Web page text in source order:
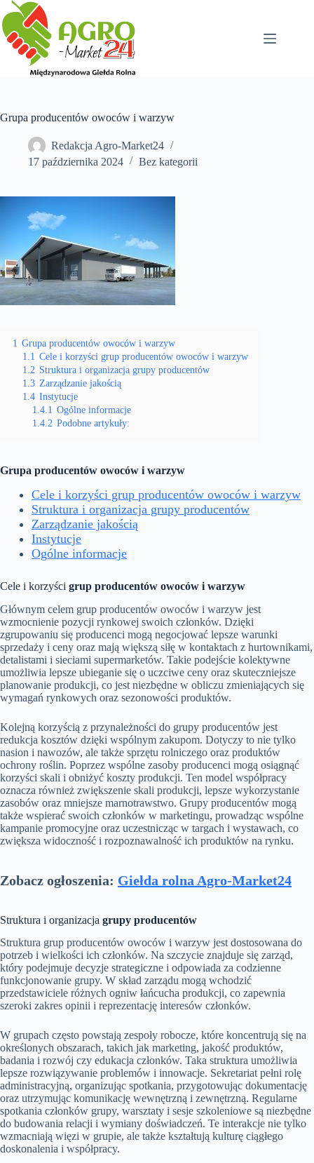
Przejdź
do
treści
Grupa producentów owoców i warzyw
Redakcja Agro-Market24
17 października 2024
Bez kategorii
1 Grupa producentów owoców i warzyw
1.1 Cele i korzyści grup producentów owoców i warzyw
1.2 Struktura i organizacja grupy producentów
1.3 Zarządzanie jakością
1.4 Instytucje
1.4.1 Ogólne informacje
1.4.2 Podobne artykuły:
Grupa producentów owoców i warzyw
Cele i korzyści grup producentów owoców i warzyw
Struktura i organizacja grupy producentów
Zarządzanie jakością
Instytucje
Ogólne informacje
Cele i korzyści grup producentów owoców i warzyw
Głównym celem grup producentów owoców i warzyw jest
wzmocnienie pozycji rynkowej swoich członków. Dzięki
zgrupowaniu się producenci mogą negocjować lepsze warunki
sprzedaży i ceny oraz mają większą siłę w kontaktach z hurtownikami,
detalistami i sieciami supermarketów. Takie podejście kolektywne
umożliwia lepsze ubieganie się o uczciwe ceny oraz skuteczniejsze
planowanie produkcji, co jest niezbędne w obliczu zmieniających się
wymagań rynkowych oraz sezonowości produktów.
Kolejną korzyścią z przynależności do grupy producentów jest
redukcja kosztów dzięki wspólnym zakupom. Dotyczy to nie tylko
nasion i nawozów, ale także sprzętu rolniczego oraz produktów
ochrony roślin. Poprzez wspólne zasoby producenci mogą osiągnąć
korzyści skali i obniżyć koszty produkcji. Ten model współpracy
oznacza również zwiększenie skali produkcji, lepsze wykorzystanie
zasobów oraz mniejsze marnotrawstwo. Grupy producentów mogą
także wspierać swoich członków w marketingu, prowadząc wspólne
kampanie promocyjne oraz uczestnicząc w targach i wystawach, co
zwiększa widoczność i rozpoznawalność ich produktów na rynku.
Zobacz ogłoszenia: Giełda rolna Agro-Market24
Struktura i organizacja grupy producentów
Struktura grup producentów owoców i warzyw jest dostosowana do
potrzeb i wielkości ich członków. Na szczycie znajduje się zarząd,
który podejmuje decyzje strategiczne i odpowiada za codzienne
funkcjonowanie grupy. W skład zarządu mogą wchodzić
przedstawiciele różnych ogniw łańcucha produkcji, co zapewnia
szeroki zakres opinii i reprezentację interesów członków.
W grupach często powstają zespoły robocze, które koncentrują się na
określonych obszarach, takich jak marketing, jakość produktów,
badania i rozwój czy edukacja członków. Taka struktura umożliwia
lepsze rozwiązywanie problemów i innowacje. Sekretariat pełni rolę
administracyjną, organizując spotkania, przygotowując dokumentację
oraz utrzymując komunikację wewnętrzną i zewnętrzną. Regularne
spotkania członków grupy, warsztaty i sesje szkoleniowe są niezbędne
do budowania relacji i wymiany doświadczeń. Te interakcje nie tylko
wzmacniają więzi w grupie, ale także kształtują kulturę ciągłego
doskonalenia i współpracy.